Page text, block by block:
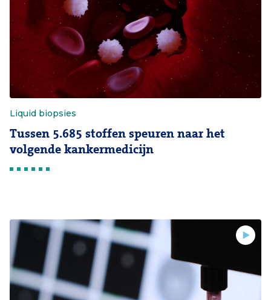
Liquid biopsies
Tussen 5.685 stoffen speuren naar het
volgende kankermedicijn